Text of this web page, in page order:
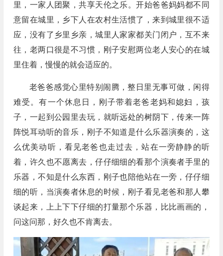
里，一家人团聚，共享天伦之乐。开始爸爸妈妈都不同
意留在城里，乡下人在农村生活惯了，来到城里很不适
应，没有了乡里乡亲，城里人家家都关门闭户，互不来
往，老两口很是不习惯，刚子安慰两位老人安心的在城
里住着，慢慢的就会适应的。
老爸爸感觉心里特别闹腾，整日里无事可做，闲得
难受。有一个休息日，刚子带着老爸老妈和媳妇，孩
子，一起到公园里去玩，就听远处的树阴下，传来一阵
阵悦耳动听的音乐，刚子不知道是什么乐器演奏的，这
么优美动听，看见老爸也走过去，站在一旁静静的听
着，许久也不愿离去，仔仔细细的看那个演奏者手里的
乐器，不知是什么东西，刚子也陪他站在一旁，仔仔细
细的听，当演奏者休息的时候，刚子看见老爸和那人攀
谈起来，上上下下仔细的打量那个乐器，比比画画的，
问这问那，好久也不肯离去。